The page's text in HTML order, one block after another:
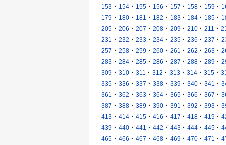
153 · 154 · 155 · 156 · 157 · 158 · 159 ·
179 · 180 · 181 · 182 · 183 · 184 · 185 ·
205 · 206 · 207 · 208 · 209 · 210 · 211 ·
231
· 232 · 233 · 234 · 235 · 236 · 237 ·
257 · 258 · 259 · 260 · 261 · 262 · 263 ·
283 · 284 · 285 · 286 · 287 · 288 · 289 ·
309 · 310 · 311 · 312 · 313 · 314 · 315 ·
335 · 336 · 337 · 338 · 339 · 340 · 341 ·
361
· 362 · 363 · 364 · 365 · 366 · 367 ·
387 · 388 · 389 · 390 · 391 · 392 · 393 ·
413 · 414 · 415 · 416 · 417 · 418 · 419 ·
439 · 440 · 441 · 442 · 443 · 444 · 445 ·
465 · 466 · 467 · 468 · 469 · 470 · 471 ·